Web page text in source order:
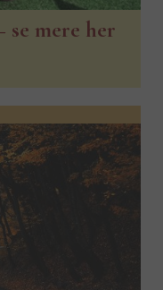
mere her